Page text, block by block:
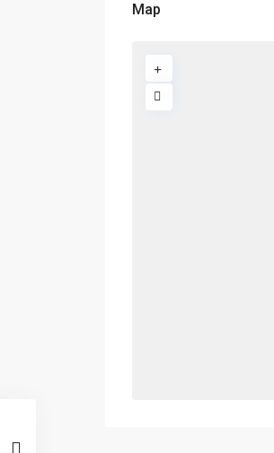
Map